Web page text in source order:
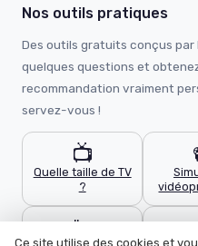
Nos outils pratiques
Des outils gratuits conçus par
quelques questions et
recommandation vraiment
servez-vous !
📺
Quelle taille de TV
?
🔌
Ce site utilise des cookies et